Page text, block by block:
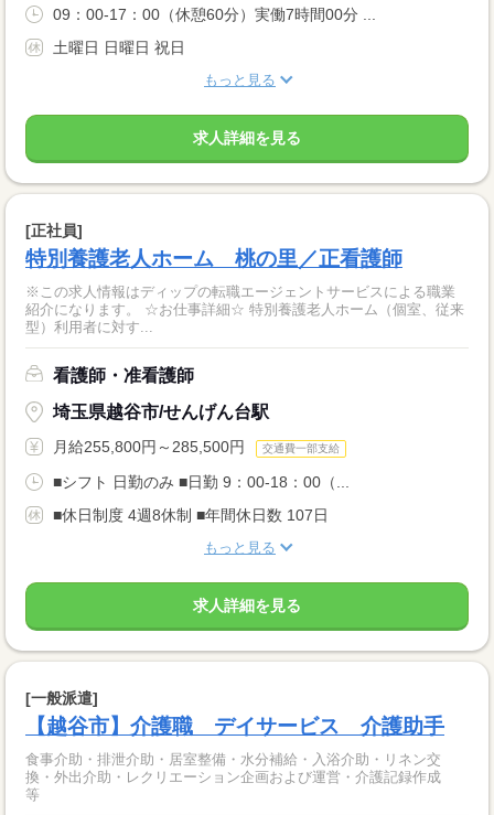
09：00-17：00（休憩60分）実働7時間00分 ...
土曜日 日曜日 祝日
もっと見る
求人詳細を見る
[正社員]
特別養護老人ホーム 桃の里／正看護師
※この求人情報はディップの転職エージェントサービスによる職業
紹介になります。 ☆お仕事詳細☆ 特別養護老人ホーム（個室、従来
型）利用者に対す...
看護師・准看護師
埼玉県越谷市/せんげん台駅
月給255,800円～285,500円 交通費一部支給
■シフト 日勤のみ ■日勤 9：00-18：00（...
■休日制度 4週8休制 ■年間休日数 107日
もっと見る
求人詳細を見る
[一般派遣]
【越谷市】介護職 デイサービス 介護助手
食事介助・排泄介助・居室整備・水分補給・入浴介助・リネン交
換・外出介助・レクリエーション企画および運営・介護記録作成
等